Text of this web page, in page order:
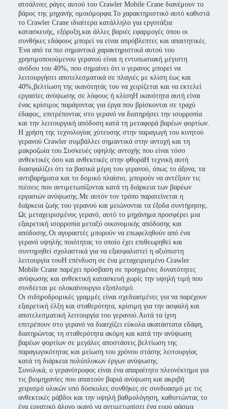
ατσάλινες ράγες αυτού του Crawler Mobile Crane διανέμουν το
βάρος της μηχανής ομοιόμορφα.Το χαρακτηριστικό αυτό καθιστά
το Crawler Crane ιδιαίτερα κατάλληλο για εργοτάξια
κατασκευής, εξόρυξη,και άλλες βαριές εφαρμογές όπου οι
συνθήκες εδάφους μπορεί να είναι απρόβλεπτες και απαιτητικές.
Ένα από τα πιο σημαντικά χαρακτηριστικά αυτού του
χρησιμοποιούμενου γερανού είναι η εντυπωσιακή μέγιστη
ανόδου του 40%, που σημαίνει ότι ο γερανος μπορεί να
λειτουργήσει αποτελεσματικά σε πλαγιές με κλίση έως και
40%,βελτίωση της ικανότητάς του να χειρίζεται και να εκτελεί
εργασίες ανύψωσης σε λόφους ή κλίσηΗ ικανότητα αυτή είναι
ένας κρίσιμος παράγοντας για έργα που βρίσκονται σε τραχύ
έδαφος, επιτρέποντας στο γερανό να διατηρήσει την ισορροπία
και την λειτουργική απόδοση κατά τη μεταφορά βαρέων φορτίων.
Η χρήση της τεχνολογίας χύτευσης στην παραγωγή του κινητού
γερανού Crawler συμβάλλει σημαντικά στην αντοχή και τη
μακροζωία του.Συσκευές υψηλής αντοχής που είναι τόσο
ανθεκτικές όσο και ανθεκτικές στην φθοράΗ τεχνική αυτή
διασφαλίζει ότι τα βασικά μέρη του γερανού, όπως το άξονα, τα
αντιβαρήματα και το δομικό πλαίσιο, μπορούν να αντέξουν τις
πιέσεις που αντιμετωπίζονται κατά τη διάρκεια των βαρέων
εργασιών ανύψωσης.Με αυτόν τον τρόπο παρατείνεται η
διάρκεια ζωής του γερανού και μειώνονται τα έξοδα συντήρησης.
Ως μεταχειρισμένος γερανό, αυτό το μηχάνημα προσφέρει μια
εξαιρετική ισορροπία μεταξύ οικονομικής απόδοσης και
απόδοσης.Οι αγοραστές μπορούν να επωφεληθούν από ένα
γερανό υψηλής ποιότητας το οποίο έχει επιθεωρηθεί και
συντηρηθεί σχολαστικά για να εξασφαλιστεί η αξιόπιστη
λειτουργία τουΗ επένδυση σε ένα μεταχειρισμένο Crawler
Mobile Crane παρέχει πρόσβαση σε προηγμένες δυνατότητες
ανύψωσης και ανθεκτική κατασκευή χωρίς την υψηλή τιμή που
συνδέεται με ολοκαίνουργιο εξοπλισμό.
Οι σιδηροδρομικές γραμμές είναι σχεδιασμένες για να παρέχουν
εξαιρετική έλξη και σταθερότητα, κρίσιμη για την ασφαλή και
αποτελεσματική λειτουργία του γερανού.Αυτά τα ίχνη
επιτρέπουν στο γερανό να διασχίζει εύκολα ακατάστατα εδάφη,
διατηρώντας τη σταθερότητα ακόμη και κατά την ανύψωση
βαρέων φορτίων σε μεγάλες αποστάσεις.βελτίωση της
παραγωγικότητας και μείωση του χρόνου στάσης λειτουργίας
κατά τη διάρκεια πολύπλοκων έργων ανύψωσης.
Συνολικά, ο γερανότροφος είναι ένα απαραίτητο πλεονέκτημα για
τις βιομηχανίες που απαιτούν βαριά ανύψωση και ακριβή
χειρισμό υλικών υπό δύσκολες συνθήκες.σε συνδυασμό με τις
ανθεκτικές ράβδοι και την υψηλή βαθμολόγηση, καθιστώντας το
ένα εργατικό άλογο ικανό να αντιμετωπίσει ένα ευρύ φάσμα